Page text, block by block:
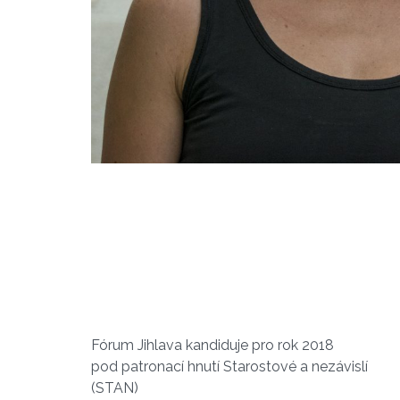
Fórum Jihlava kandiduje pro rok 2018
pod patronací hnutí Starostové a nezávislí
(STAN)